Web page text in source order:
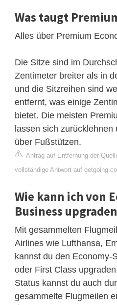
Was taugt
Alles über Premium
Die Sitze sind im
Zentimeter breiter als in
und die Sitzreihen sind
entfernt, was einige
bietet. Die meisten
lassen sich zurücklehnen
über Fußstützen.
Antrag auf Entfernung der
vollständige Antwort auf
Wie kann ich von
Business
Mit gesammelten
Airlines wie Lufthansa,
kannst du den Economy-
oder First Class
Status kannst du auch
gesammelte Flugmeilen